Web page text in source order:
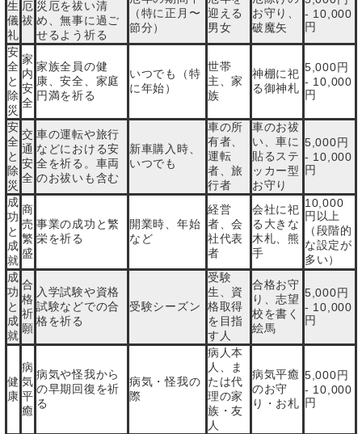
生
儀
礼
厄
祓
災厄を祓い清
め、無事に過ご
せるよう祈る
（特に正月〜
節分）
迎える
男女
お守り、
破魔矢
- 10,000
円
安
全
と
除
災
家
内
安
全
家族全員の健
康、安全、家庭
円満を祈る
いつでも（特
に年始）
世帯
主、家
族
神棚に祀
る御神札
5,000円
- 10,000
円
安
全
と
除
災
交
通
安
全
車の運転や旅行
などにおける安
全を祈る。車両
のお祓いも含む
新車購入時、
いつでも
車の所
有者、
運転
者、旅
行者
車のお祓
い、車に
貼るステ
ッカー型
お守り
5,000円
- 10,000
円
成
功
と
成
就
商
売
繁
盛
事業の成功と繁
栄を祈る
開業時、年始
など
経営
者、会
社代表
者
会社に祀
る大きな
木札、熊
手
10,000
円以上
（段階的
な設定が
多い）
成
功
と
成
就
合
格
祈
願
入学試験や資格
試験などでの合
格を祈る
受験シーズン
受験
生、資
格取得
を目指
す人
合格お守
り、志望
校を書く
絵馬
5,000円
- 10,000
円
健
康
病
気
平
癒
病気や怪我から
の早期回復を祈
る
病気・怪我の
際
病人本
人、ま
たは代
理の家
族・友
人
病気平癒
のお守
り・お札
5,000円
- 10,000
円